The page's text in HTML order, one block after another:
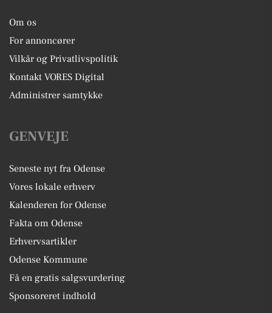
Om os
For annoncører
Vilkår og Privatlivspolitik
Kontakt VORES Digital
Administrer samtykke
GENVEJE
Seneste nyt fra Odense
Vores lokale erhverv
Kalenderen for Odense
Fakta om Odense
Erhvervsartikler
Odense Kommune
Få en gratis salgsvurdering
Sponsoreret indhold